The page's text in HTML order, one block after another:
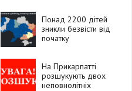
Понад 2200 дітей
зникли безвісти від
початку
На Прикарпатті
розшукують двох
неповнолітніх